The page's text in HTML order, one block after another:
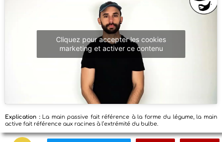
Cliquez pour accepter les cookies
marketing et activer ce contenu
Explication : La main passive fait référence à la forme du légume, la main
active fait référence aux racines à l’extrémité du bulbe.